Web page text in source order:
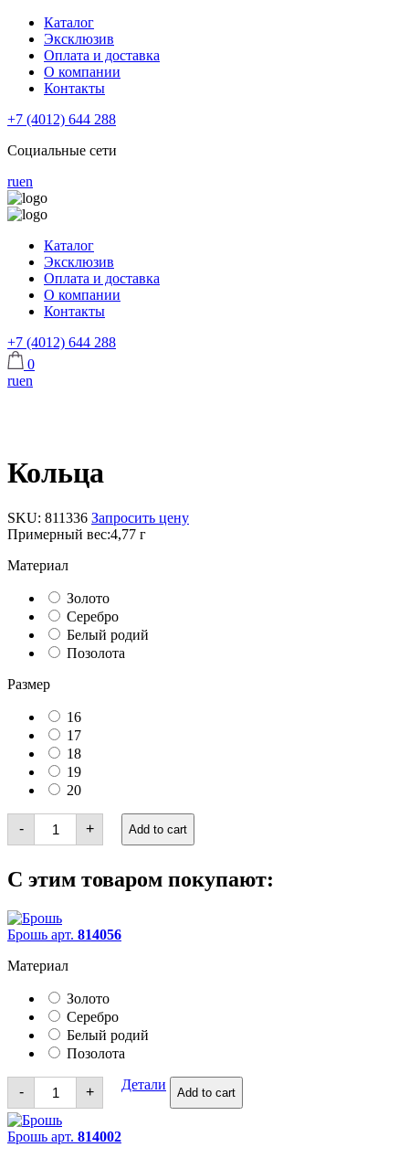
Каталог
Эксклюзив
Оплата и доставка
О компании
Контакты
+7 (4012) 644 288
Социальные сети
ruen
Каталог
Эксклюзив
Оплата и доставка
О компании
Контакты
+7 (4012) 644 288
0
ruen
Кольца
SKU: 811336 Запросить цену
Примерный вес:4,77 г
Материал
Золото
Серебро
Белый родий
Позолота
Размер
16
17
18
19
20
-
Кольца
quantity
+ Add to cart
С этим товаром покупают:
Брошь арт. 814056
Материал
Золото
Серебро
Белый родий
Позолота
-
Брошь
quantity
+ Детали
Add to cart
Брошь арт. 814002